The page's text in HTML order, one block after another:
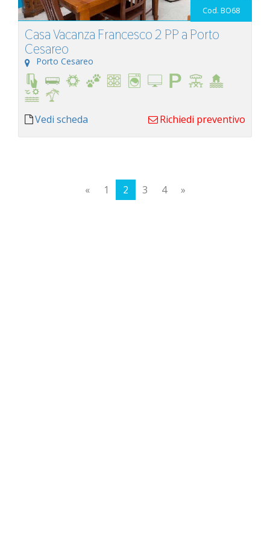
Cod. BO68
Casa Vacanza Francesco 2 PP a Porto
Cesareo
Porto Cesareo
Vedi scheda Richiedi preventivo
« 1 2 3 4 »